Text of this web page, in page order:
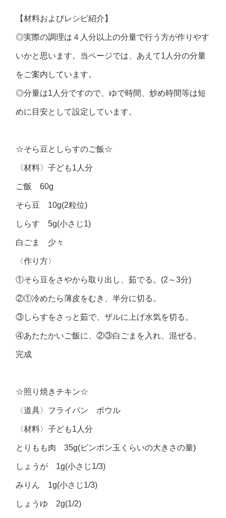
【材料およびレシピ紹介】
◎実際の調理は４人分以上の分量で行う方が作りやす
いかと思います。当ページでは、あえて1人分の分量
をご案内しています。
◎分量は1人分ですので、ゆで時間、炒め時間等は短
めに目安として設定しています。
☆そら豆としらすのご飯☆
〈材料〉子ども1人分
ご飯 60g
そら豆 10g(2粒位)
しらす 5g(小さじ1)
白ごま 少々
〈作り方〉
①そら豆をさやから取り出し、茹でる。(2～3分)
②①冷めたら薄皮をむき、半分に切る。
③しらすをさっと茹で、ザルに上げ水気を切る。
④あたたかいご飯に、②③白ごまを入れ、混ぜる。
完成
☆照り焼きチキン☆
〈道具〉フライパン ボウル
〈材料〉子ども1人分
とりもも肉 35g(ピンポン玉くらいの大きさの量)
しょうが 1g(小さじ1/3)
みりん 1g(小さじ1/3)
しょうゆ 2g(1/2)